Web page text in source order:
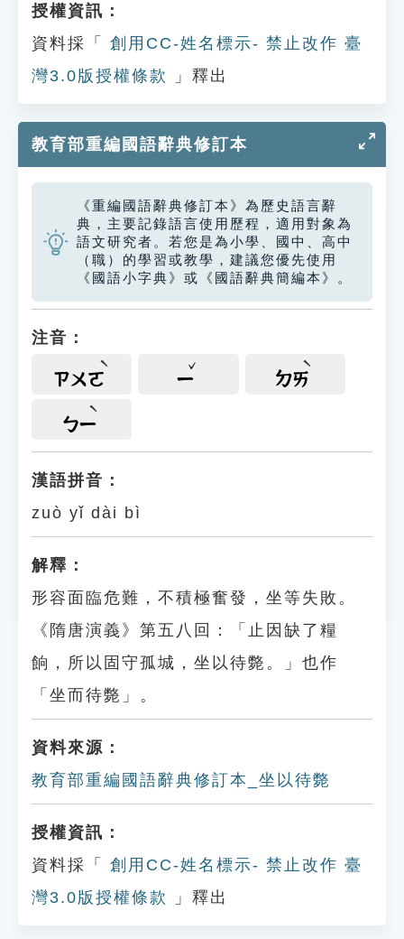
授權資訊：
資料採「
創用CC-姓名標示- 禁止改作 臺
灣3.0版授權條款
」釋出
教育部重編國語辭典修訂本
《重編國語辭典修訂本》為歷史語言辭
典，主要記錄語言使用歷程，適用對象為
語文研究者。若您是為小學、國中、高中
（職）的學習或教學，建議您優先使用
《國語小字典》或《國語辭典簡編本》。
注音：
ㄗㄨㄛ ㄧ ㄉㄞ
ㄅㄧ
漢語拼音：
zuò yǐ dài bì
解釋：
形容面臨危難，不積極奮發，坐等失敗。
《隋唐演義》第五八回：「止因缺了糧
餉，所以固守孤城，坐以待斃。」也作
「坐而待斃」。
資料來源：
教育部重編國語辭典修訂本_坐以待斃
授權資訊：
資料採「
創用CC-姓名標示- 禁止改作 臺
灣3.0版授權條款
」釋出